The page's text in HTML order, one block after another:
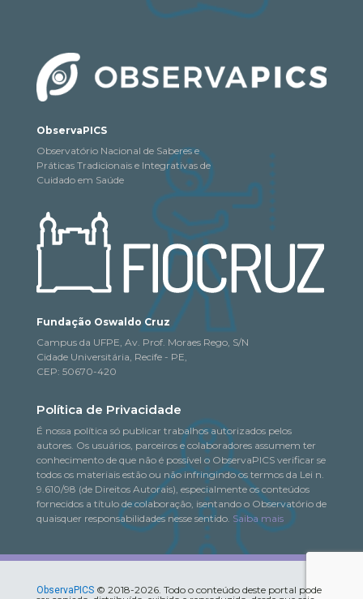
ObservaPICS
Observatório Nacional de Saberes e
Práticas Tradicionais e Integrativas de
Cuidado em Saúde
Fundação Oswaldo Cruz
Campus da UFPE, Av. Prof. Moraes Rego, S/N
Cidade Universitária, Recife - PE,
CEP: 50670-420
Política de Privacidade
É nossa política só publicar trabalhos autorizados pelos
autores. Os usuários, parceiros e colaboradores assumem ter
conhecimento de que não é possível o ObservaPICS verificar se
todos os materiais estão ou não infringindo os termos da Lei n.
9.610/98 (de Direitos Autorais), especialmente os conteúdos
fornecidos a título de colaboração, isentando o Observatório de
quaisquer responsabilidades nesse sentido. Saiba mais
ObservaPICS© 2018-2026. Todo o conteúdo deste portal pode